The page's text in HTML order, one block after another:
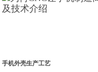
手机外壳生产工艺